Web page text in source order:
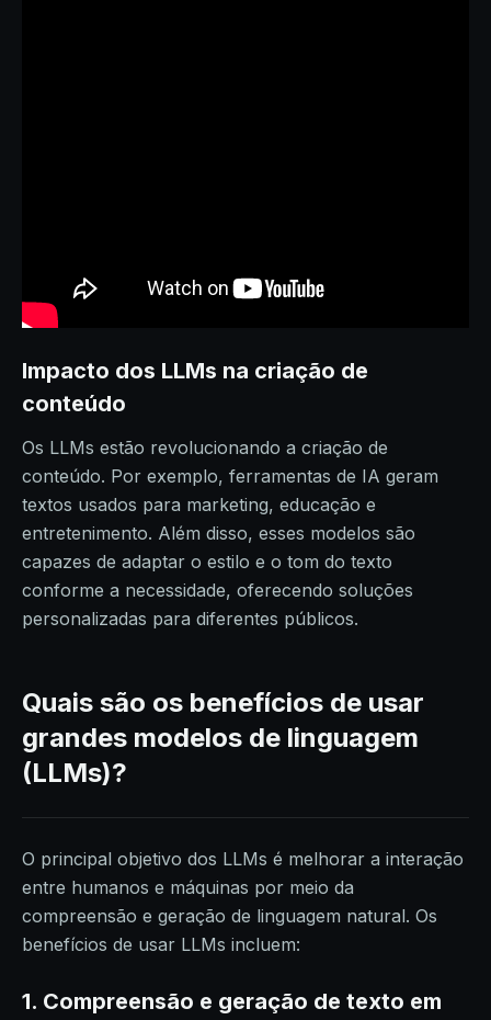
Impacto dos LLMs na criação de
conteúdo
Os LLMs estão revolucionando a criação de
conteúdo. Por exemplo, ferramentas de IA geram
textos usados para marketing, educação e
entretenimento. Além disso, esses modelos são
capazes de adaptar o estilo e o tom do texto
conforme a necessidade, oferecendo soluções
personalizadas para diferentes públicos.
Quais são os benefícios de usar
grandes modelos de linguagem
(LLMs)?
O principal objetivo dos LLMs é melhorar a interação
entre humanos e máquinas por meio da
compreensão e geração de linguagem natural. Os
benefícios de usar LLMs incluem:
1. Compreensão e geração de texto em